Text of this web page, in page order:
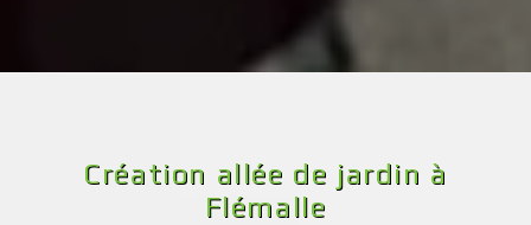
Création allée de jardin à
Flémalle